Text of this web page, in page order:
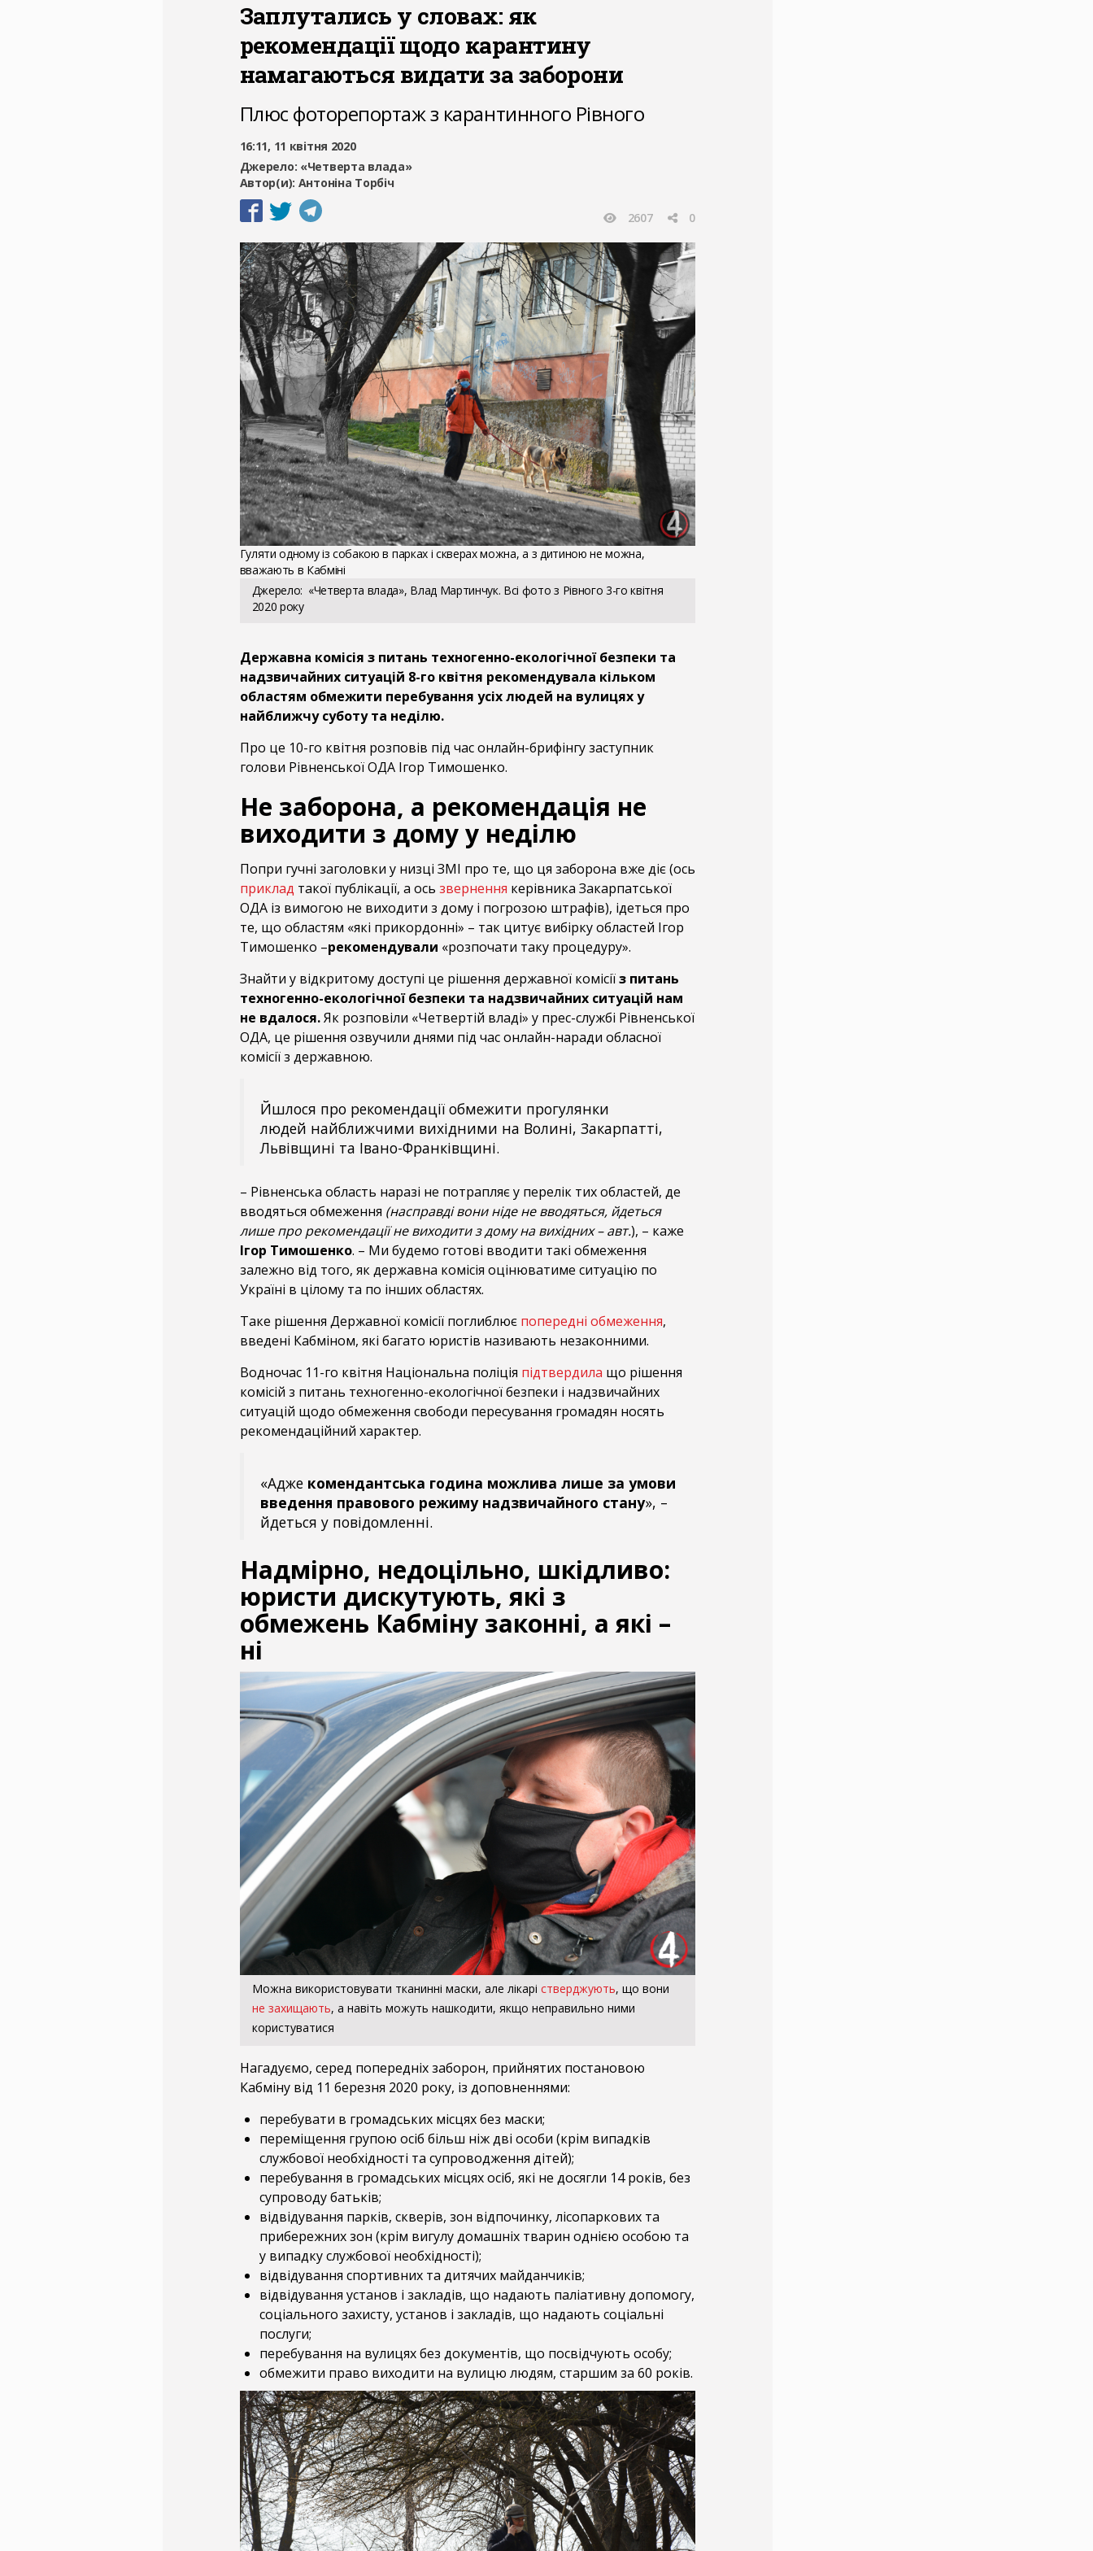
Заплутались у словах: як
рекомендації щодо карантину
намагаються видати за заборони
Плюс фоторепортаж з карантинного Рівного
16:11, 11 квітня 2020
Джерело: «Четверта влада»
Автор(и): Антоніна Торбіч
2607 0
Гуляти одному із собакою в парках і скверах можна, а з дитиною не можна,
вважають в Кабміні
Джерело «Четверта влада», Влад Мартинчук. Всі фото з Рівного 3-го квітня
2020 року
Державна комісія з питань техногенно-екологічної безпеки та
надзвичайних ситуацій 8-го квітня рекомендувала кільком
областям обмежити перебування усіх людей на вулицях у
найближчу суботу та неділю.
Про це 10-го квітня розповів під час онлайн-брифінгу заступник
голови Рівненської ОДА Ігор Тимошенко.
Не заборона, а рекомендація не
виходити з дому у неділю
Попри гучні заголовки у низці ЗМІ про те, що ця заборона вже діє (ось
приклад такої публікації, а ось звернення керівника Закарпатської
ОДА із вимогою не виходити з дому і погрозою штрафів), ідеться про
те, що областям «які прикордонні» – так цитує вибірку областей Ігор
Тимошенко –рекомендували «розпочати таку процедуру».
Знайти у відкритому доступі це рішення державної комісіїз питань
техногенно-екологічної безпеки та надзвичайних ситуацій нам
не вдалося.Як розповіли «Четвертій владі» у прес-службі Рівненської
ОДА, це рішення озвучили днями під час онлайн-наради обласної
комісії з державною.
Йшлося про рекомендації обмежити прогулянки
людей найближчими вихідними на Волині, Закарпатті,
Львівщині та Івано-Франківщині.
– Рівненська область наразі не потрапляє у перелік тих областей, де
вводяться обмеження (насправді вони ніде не вводяться, йдеться
лише про рекомендації не виходити з дому на вихідних – авт.), – каже
Ігор Тимошенко. – Ми будемо готові вводити такі обмеження
залежно від того, як державна комісія оцінюватиме ситуацію по
Україні в цілому та по інших областях.
Таке рішення Державної комісії поглиблює попередні обмеження,
введені Кабміном, які багато юристів називають незаконними.
Водночас 11-го квітня Національна поліція підтвердила що рішення
комісій з питань техногенно-екологічної безпеки і надзвичайних
ситуацій щодо обмеження свободи пересування громадян носять
рекомендаційний характер.
«Адже комендантська година можлива лише за умови
введення правового режиму надзвичайного стану», –
йдеться у повідомленні.
Надмірно, недоцільно, шкідливо:
юристи дискутують, які з
обмежень Кабміну законні, а які –
ні
Можна використовувати тканинні маски, але лікарі стверджують, що вони
не захищають, а навіть можуть нашкодити, якщо неправильно ними
користуватися
Нагадуємо, серед попередніх заборон, прийнятих постановою
Кабміну від 11 березня 2020 року, із доповненнями:
перебувати в громадських місцях без маски;
переміщення групою осіб більш ніж дві особи (крім випадків
службової необхідності та супроводження дітей);
перебування в громадських місцях осіб, які не досягли 14 років, без
супроводу батьків;
відвідування парків, скверів, зон відпочинку, лісопаркових та
прибережних зон (крім вигулу домашніх тварин однією особою та
у випадку службової необхідності);
відвідування спортивних та дитячих майданчиків;
відвідування установ і закладів, що надають паліативну допомогу,
соціального захисту, установ і закладів, що надають соціальні
послуги;
перебування на вулицях без документів, що посвідчують особу;
обмежити право виходити на вулицю людям, старшим за 60 років.